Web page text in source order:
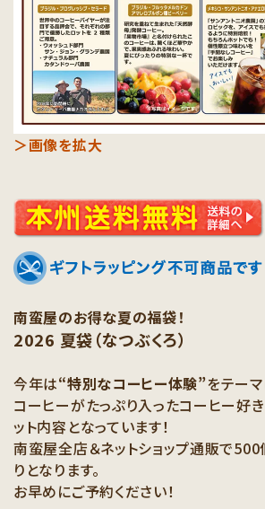
＞画像を拡大
南蛮屋のお得な夏の福袋！
2026 夏袋（なつぶくろ）
今年は“特別なコーヒー体験”をテーマ
コーヒーがたっぷり入ったコーヒー好
ット内容となっています！
南蛮屋全店＆ネットショップ通販で
りとなります。
お早めにご予約ください！